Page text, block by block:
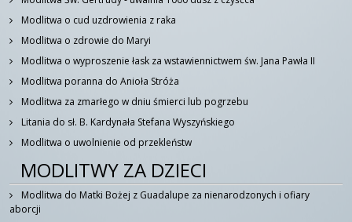
Modlitwa o cud uzdrowienia z raka
Modlitwa o zdrowie do Maryi
Modlitwa o wyproszenie łask za wstawiennictwem św. Jana Pawła II
Modlitwa poranna do Anioła Stróża
Modlitwa za zmarłego w dniu śmierci lub pogrzebu
Litania do sł. B. Kardynała Stefana Wyszyńskiego
Modlitwa o uwolnienie od przekleństw
MODLITWY ZA DZIECI
Modlitwa do Matki Bożej z Guadalupe za nienarodzonych i ofiary
aborcji